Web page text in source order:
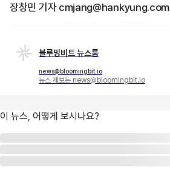
장창민 기자 cmjang@hankyung.com
블루밍비트 뉴스룸
news@bloomingbit.io
뉴스 제보는 news@bloomingbit.io
이 뉴스, 어떻게 보시나요?